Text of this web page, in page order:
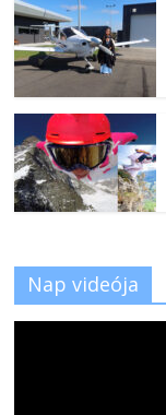
Nap videója